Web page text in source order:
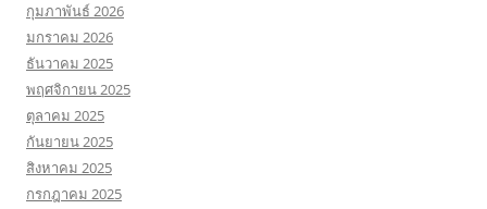
กุมภาพันธ์ 2026
มกราคม 2026
ธันวาคม 2025
พฤศจิกายน 2025
ตุลาคม 2025
กันยายน 2025
สิงหาคม 2025
กรกฎาคม 2025